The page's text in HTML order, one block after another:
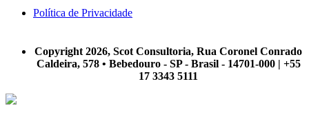
Política de Privacidade
Copyright 2026, Scot Consultoria, Rua Coronel Conrado
Caldeira, 578 • Bebedouro - SP - Brasil - 14701-000 | +55
17 3343 5111